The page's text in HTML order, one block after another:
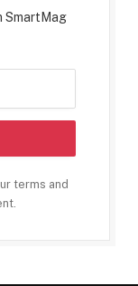
SmartMag
terms and